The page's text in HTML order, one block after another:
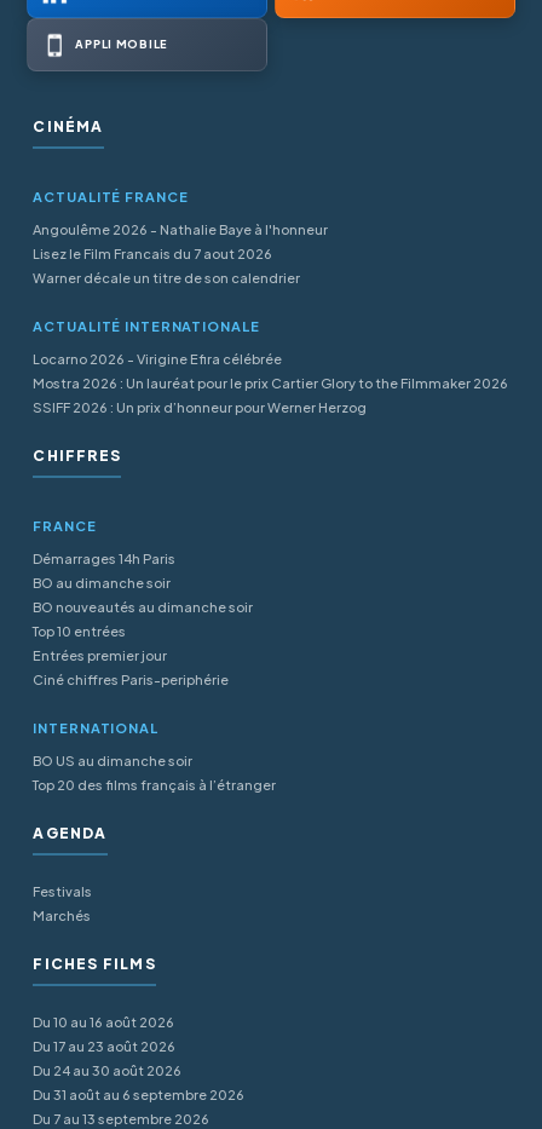
APPLI MOBILE
CINÉMA
ACTUALITÉ FRANCE
Angoulême 2026 - Nathalie Baye à l'honneur
Lisez le Film Francais du 7 aout 2026
Warner décale un titre de son calendrier
ACTUALITÉ INTERNATIONALE
Locarno 2026 - Virigine Efira célébrée
Mostra 2026 : Un lauréat pour le prix Cartier Glory to the Filmmaker 2026
SSIFF 2026 : Un prix d’honneur pour Werner Herzog
CHIFFRES
FRANCE
Démarrages 14h Paris
BO au dimanche soir
BO nouveautés au dimanche soir
Top 10 entrées
Entrées premier jour
Ciné chiffres Paris-periphérie
INTERNATIONAL
BO US au dimanche soir
Top 20 des films français à l’étranger
AGENDA
Festivals
Marchés
FICHES FILMS
Du 10 au 16 août 2026
Du 17 au 23 août 2026
Du 24 au 30 août 2026
Du 31 août au 6 septembre 2026
Du 7 au 13 septembre 2026